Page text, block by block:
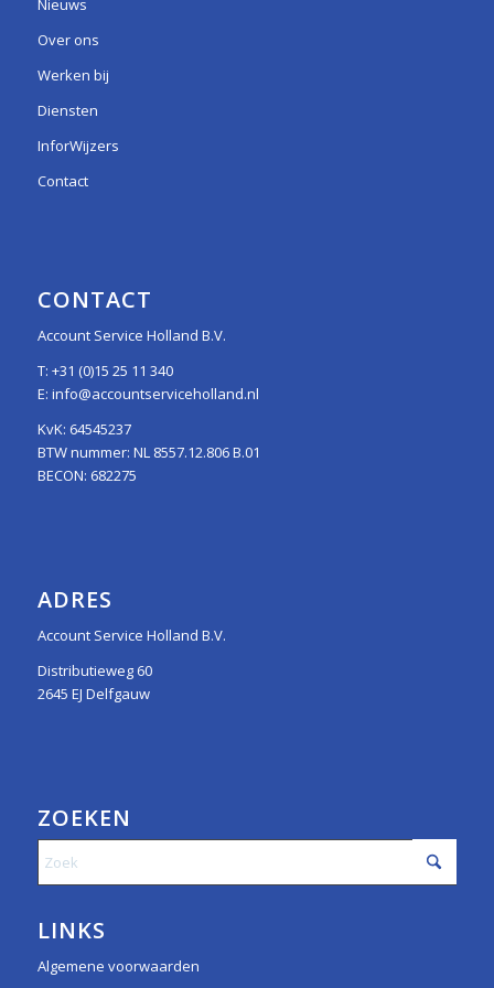
Nieuws
Over ons
Werken bij
Diensten
InforWijzers
Contact
CONTACT
Account Service Holland B.V.
T: +31 (0)15 25 11 340
E: info@accountserviceholland.nl
KvK: 64545237
BTW nummer: NL 8557.12.806 B.01
BECON: 682275
ADRES
Account Service Holland B.V.
Distributieweg 60
2645 EJ Delfgauw
ZOEKEN
LINKS
Algemene voorwaarden